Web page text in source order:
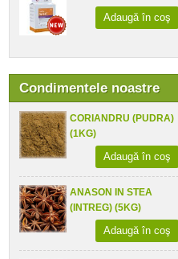
Adaugă în coş
Condimentele noastre
CORIANDRU (PUDRA)
(1KG)
Adaugă în coş
ANASON IN STEA
(INTREG) (5KG)
Adaugă în coş